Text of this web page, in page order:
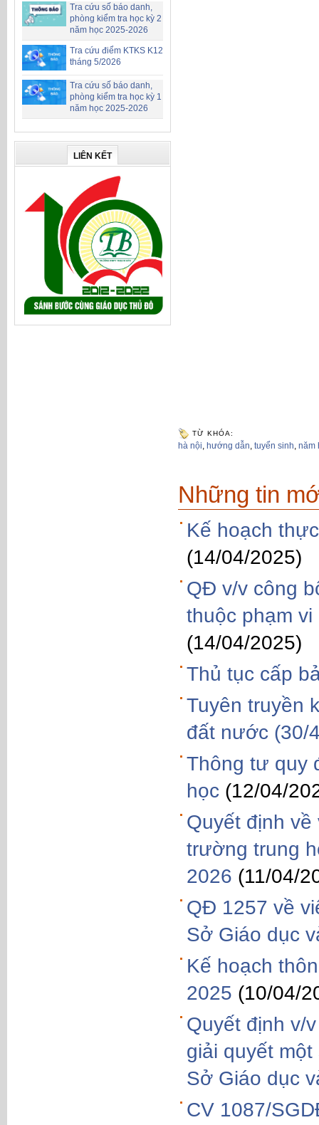
Tra cứu số báo danh,
phòng kiểm tra học kỳ 2
năm học 2025-2026
Tra cứu điểm KTKS K12
tháng 5/2026
Tra cứu số báo danh,
phòng kiểm tra học kỳ 1
năm học 2025-2026
LIÊN KẾT
TỪ KHÓA:
hà nội, hướng dẫn, tuyển sinh, năm
Những tin
Kế hoạch
(14/04/2025)
QĐ v/v công
thuộc phạm
(14/04/2025)
Thủ tục cấp
Tuyên truyền
đất nước (30/
Thông tư quy
học (12/04/
Quyết định
trường trung
2026 (11/04/
QĐ 1257 về
Sở Giáo dục
Kế hoạch
2025 (10/04/
Quyết định v/
giải quyết
Sở Giáo dục
CV 1087/